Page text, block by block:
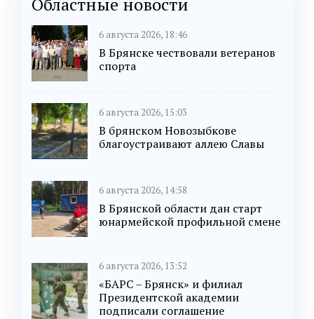
6 августа 2026, 18:46
В Брянске чествовали ветеранов
спорта
6 августа 2026, 15:03
В брянском Новозыбкове
благоустраивают аллею Славы
6 августа 2026, 14:58
В Брянской области дан старт
юнармейской профильной смене
6 августа 2026, 13:52
«БАРС – Брянск» и филиал
Президентской академии
подписали соглашение